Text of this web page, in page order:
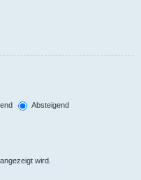
Absteigend
wird.